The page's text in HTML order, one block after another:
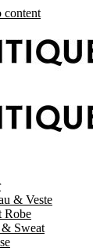
content
& Veste
Robe
Sweat